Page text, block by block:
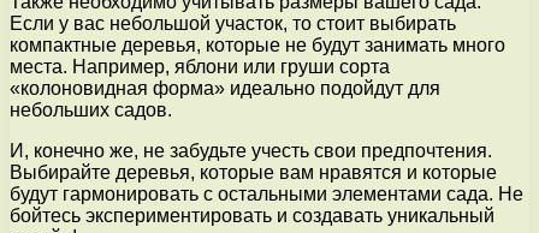
Если у вас небольшой участок, то стоит выбирать
компактные деревья, которые не будут занимать много
места. Например, яблони или груши сорта
«колоновидная форма» идеально подойдут для
небольших садов.
И, конечно же, не забудьте учесть свои предпочтения.
Выбирайте деревья, которые вам нравятся и которые
будут гармонировать с остальными элементами сада. Не
бойтесь экспериментировать и создавать уникальный